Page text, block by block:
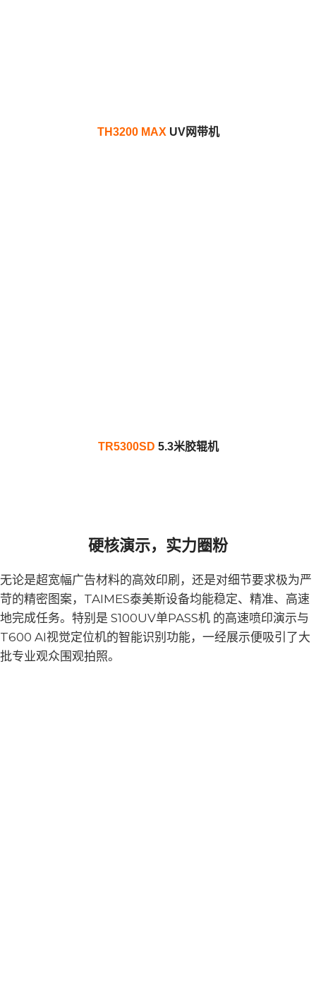
TH3200 MAX UV网带机
TR5300SD 5.3米胶辊机
硬核演示，实力圈粉
无论是超宽幅广告材料的高效印刷，还是对细节要求极为严
苛的精密图案，TAIMES泰美斯设备均能稳定、精准、高速
地完成任务。特别是 S100UV单PASS机 的高速喷印演示与
T600 AI视觉定位机的智能识别功能，一经展示便吸引了大
批专业观众围观拍照。